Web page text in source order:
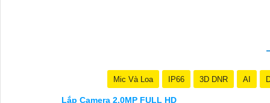
Mic Và Loa IP66 3D DNR AI
Lắp Camera 2.0MP FULL HD